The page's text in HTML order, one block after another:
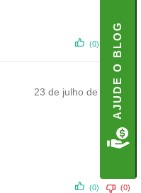
(0) (0)
23 de julho de 2024
(0) (0)
AJUDE O BLOG